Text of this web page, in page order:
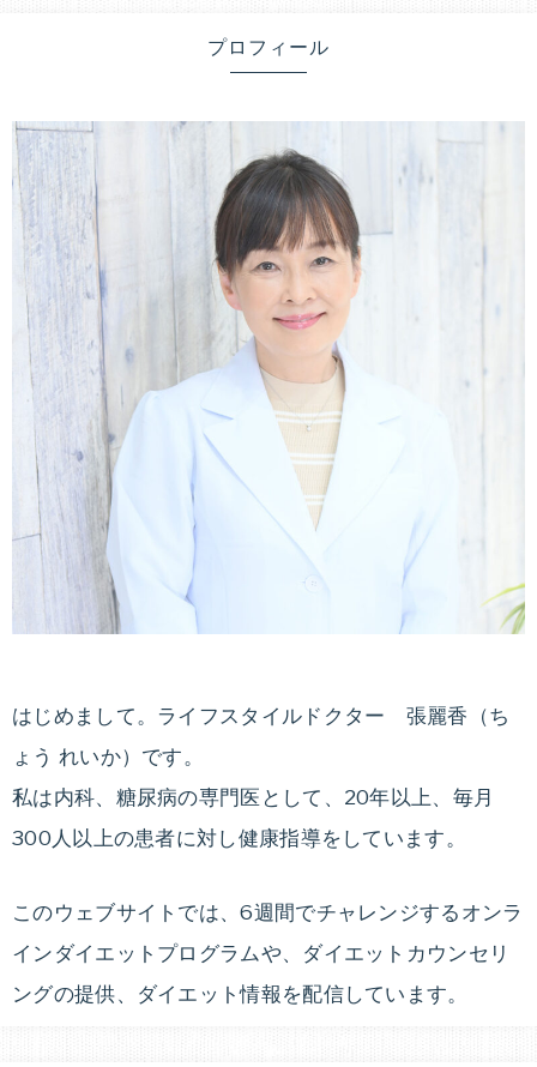
プロフィール
はじめまして。ライフスタイルドクター 張麗香（ち
ょう れいか）です。
私は内科、糖尿病の専門医として、20年以上、毎月
300人以上の患者に対し健康指導をしています。
このウェブサイトでは、6週間でチャレンジするオンラ
インダイエットプログラムや、ダイエットカウンセリ
ングの提供、ダイエット情報を配信しています。